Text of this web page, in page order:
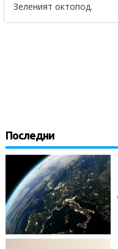
Зеленият октопод.
Последни